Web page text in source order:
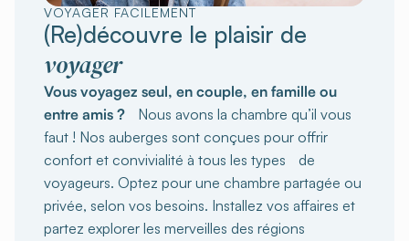
VOYAGER FACILEMENT
(Re)découvre le plaisir de
voyager
Vous voyagez seul, en couple, en famille ou
entre amis ? Nous avons la chambre qu’il vous
faut ! Nos auberges sont conçues pour offrir
confort et convivialité à tous les types de
voyageurs. Optez pour une chambre partagée ou
privée, selon vos besoins. Installez vos affaires et
partez explorer les merveilles des régions